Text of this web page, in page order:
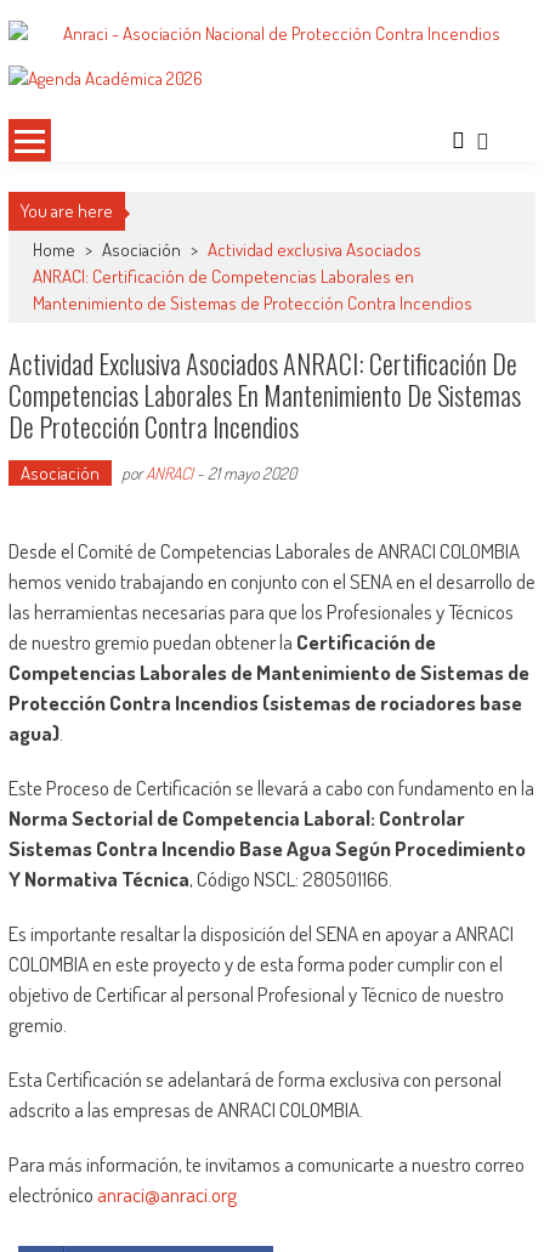
al
contenidoANRACI – Asociación Nacional de
Condiciones de Protección Contra Incendios para Nuestra Sociedad
You are here
Home > Asociación > Actividad exclusiva Asociados
ANRACI: Certificación de Competencias Laborales en
Mantenimiento de Sistemas de Protección Contra Incendios
Actividad Exclusiva Asociados ANRACI: Certificación De
Competencias Laborales En Mantenimiento De Sistemas
De Protección Contra Incendios
Asociación porANRACI- 21 mayo 2020
Desde el Comité de Competencias Laborales de ANRACI COLOMBIA
hemos venido trabajando en conjunto con el SENA en el desarrollo de
las herramientas necesarias para que los Profesionales y Técnicos
de nuestro gremio puedan obtener la Certificación de
Competencias Laborales de Mantenimiento de Sistemas de
Protección Contra Incendios (sistemas de rociadores base
agua).
Este Proceso de Certificación se llevará a cabo con fundamento en la
Norma Sectorial de Competencia Laboral: Controlar
Sistemas Contra Incendio Base Agua Según Procedimiento
Y Normativa Técnica, Código NSCL: 280501166.
Es importante resaltar la disposición del SENA en apoyar a ANRACI
COLOMBIA en este proyecto y de esta forma poder cumplir con el
objetivo de Certificar al personal Profesional y Técnico de nuestro
gremio.
Esta Certificación se adelantará de forma exclusiva con personal
adscrito a las empresas de ANRACI COLOMBIA.
Para más información, te invitamos a comunicarte a nuestro correo
electrónico anraci@anraci.org